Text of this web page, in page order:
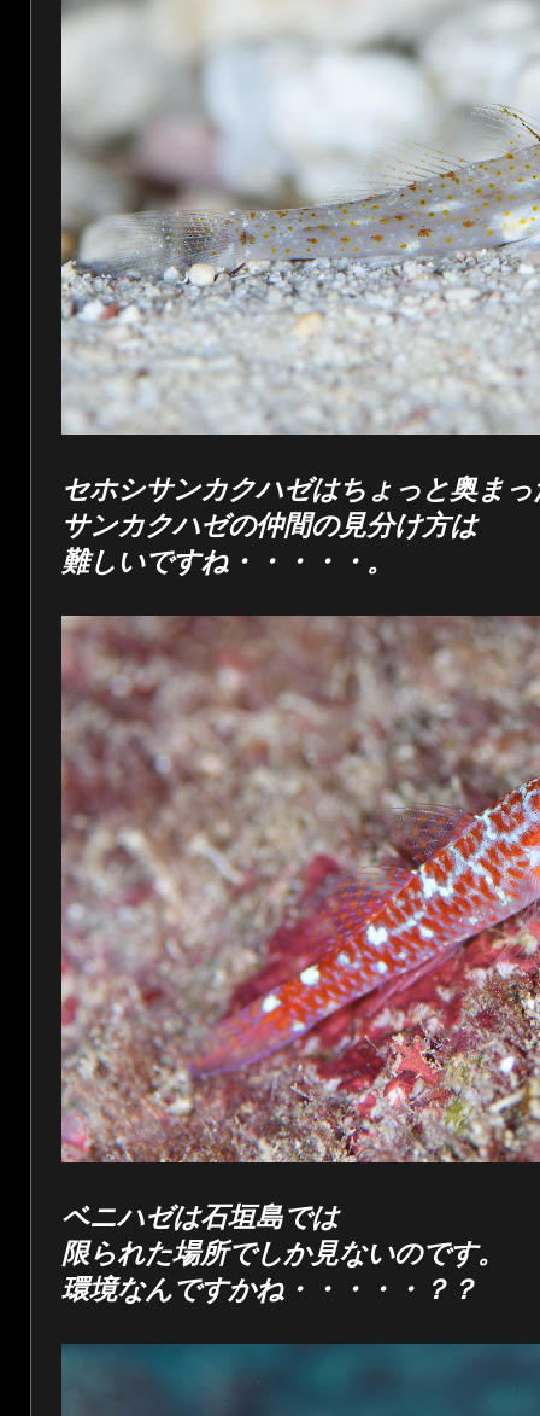
セホシサンカクハゼはちょっと奥ま
サンカクハゼの仲間の見分け方は
難しいですね・・・・・。
ベニハゼは石垣島では
限られた場所でしか見ないのです。
環境なんですかね・・・・・？？